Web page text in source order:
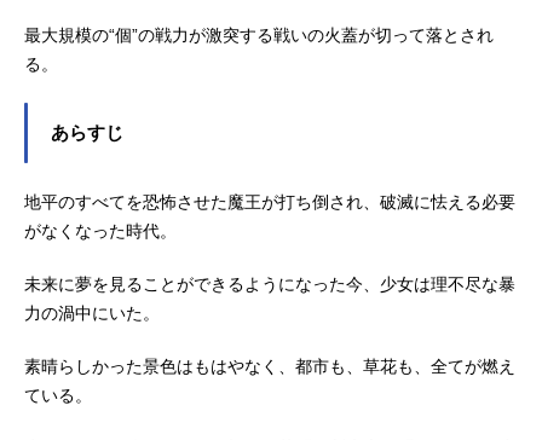
最大規模の“個”の戦力が激突する戦いの火蓋が切って落とされ
る。
あらすじ
地平のすべてを恐怖させた魔王が打ち倒され、破滅に怯える必要
がなくなった時代。
未来に夢を見ることができるようになった今、少女は理不尽な暴
力の渦中にいた。
素晴らしかった景色はもはやなく、都市も、草花も、全てが燃え
ている。